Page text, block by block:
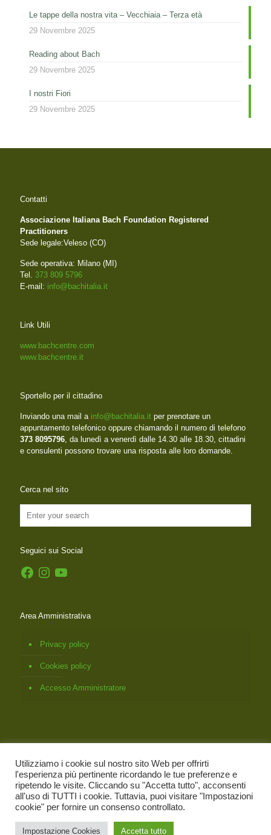
Le tappe della nostra vita – Vecchiaia – Terza età
29 Novembre 2025
Reading about Bach
29 Novembre 2025
I nostri Fiori
29 Novembre 2025
Contatti
Associazione Italiana Bach Foundation Registered
Practitioners
Sede legale:Veleso (CO)
Sede operativa: Milano (MI)
Tel. 373 809 5796
E-mail: info@bachitalia.it
Link Utili
www.bachcentre.com
www.bachcentre.it
Sportello per il cittadino
Inviando una mail a info@bachitalia.it per prenotare un
appuntamento telefonico oppure chiamando il numero di telefono
373 8095796, da lunedì a venerdì dalle 14.30 alle 18.30, cittadini
e consulenti possono trovare una risposta alle loro domande.
Cerca nel sito
Seguici sui Social
FacebookInstagramYouTube
Area Amministrativa
Privacy policy
Cookies policy
Accesso Amministratore
© 2026 Associazione Italiana Bach Foundation Registered
Practitioners- C.Fisc. 95121130132 | Credit by Gubitosa Agenzia
Web
Utilizziamo i cookie sul nostro sito Web per offrirti
l'esperienza più pertinente ricordando le tue preferenze e
ripetendo le visite. Cliccando su "Accetta tutto", acconsenti
all'uso di TUTTI i cookie. Tuttavia, puoi visitare "Impostazioni
cookie" per fornire un consenso controllato.
Impostazione Cookies Accetta tutto